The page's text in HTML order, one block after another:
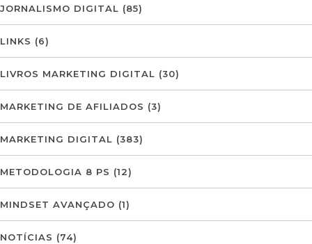
JORNALISMO DIGITAL (85)
LINKS (6)
LIVROS MARKETING DIGITAL (30)
MARKETING DE AFILIADOS (3)
MARKETING DIGITAL (383)
METODOLOGIA 8 PS (12)
MINDSET AVANÇADO (1)
NOTÍCIAS (74)